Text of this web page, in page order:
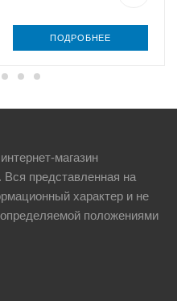
ПОДРОБНЕЕ
магазин
Вся представленная на
характер и не
положениями